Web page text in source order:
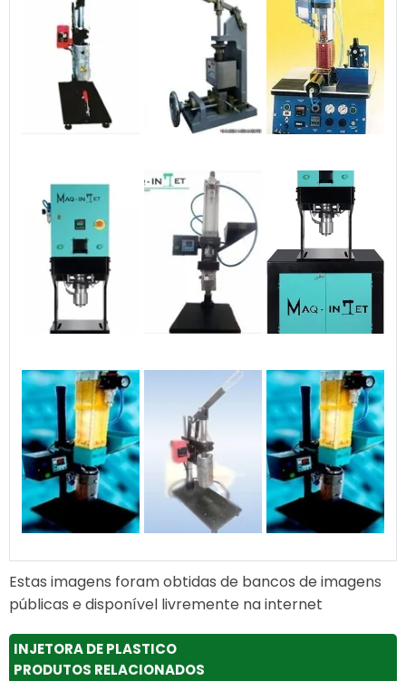
Estas imagens foram obtidas de bancos de imagens
públicas e disponível livremente na internet
INJETORA DE PLASTICO
PRODUTOS RELACIONADOS